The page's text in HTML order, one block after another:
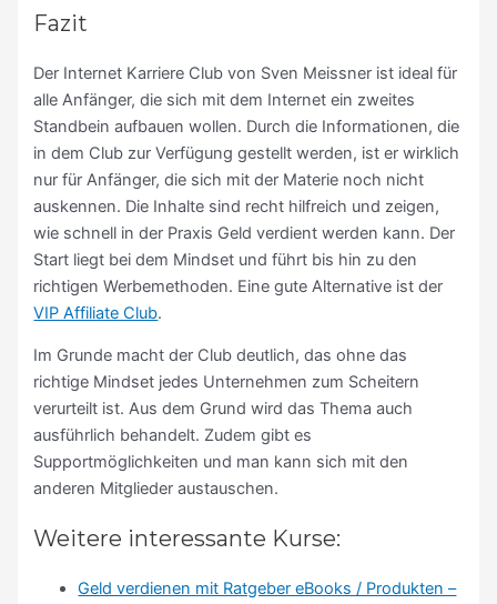
Fazit
Der Internet Karriere Club von Sven Meissner ist ideal für
alle Anfänger, die sich mit dem Internet ein zweites
Standbein aufbauen wollen. Durch die Informationen, die
in dem Club zur Verfügung gestellt werden, ist er wirklich
nur für Anfänger, die sich mit der Materie noch nicht
auskennen. Die Inhalte sind recht hilfreich und zeigen,
wie schnell in der Praxis Geld verdient werden kann. Der
Start liegt bei dem Mindset und führt bis hin zu den
richtigen Werbemethoden. Eine gute Alternative ist der
VIP Affiliate Club.
Im Grunde macht der Club deutlich, das ohne das
richtige Mindset jedes Unternehmen zum Scheitern
verurteilt ist. Aus dem Grund wird das Thema auch
ausführlich behandelt. Zudem gibt es
Supportmöglichkeiten und man kann sich mit den
anderen Mitglieder austauschen.
Weitere interessante Kurse:
Geld verdienen mit Ratgeber eBooks / Produkten –